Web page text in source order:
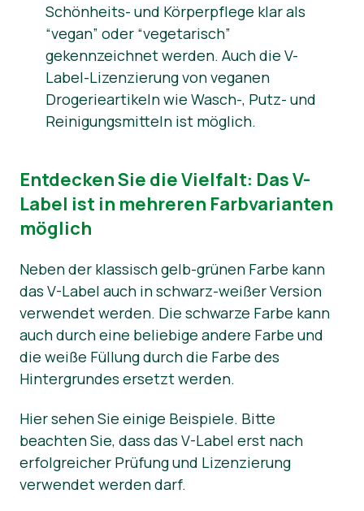
Schönheits- und Körperpflege klar als
“vegan” oder “vegetarisch”
gekennzeichnet werden. Auch die V-
Label-Lizenzierung von veganen
Drogerieartikeln wie Wasch-, Putz- und
Reinigungsmitteln ist möglich.
Entdecken Sie die Vielfalt: Das V-
Label ist in mehreren Farbvarianten
möglich
Neben der klassisch gelb-grünen Farbe kann
das V-Label auch in schwarz-weißer Version
verwendet werden. Die schwarze Farbe kann
auch durch eine beliebige andere Farbe und
die weiße Füllung durch die Farbe des
Hintergrundes ersetzt werden.
Hier sehen Sie einige Beispiele. Bitte
beachten Sie, dass das V-Label erst nach
erfolgreicher Prüfung und Lizenzierung
verwendet werden darf.